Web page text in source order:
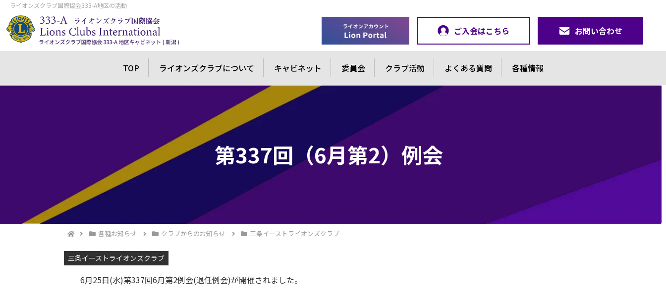
ライオンズクラブ国際協会333-A地区の活動
ご入会はこちら お問い合わせ
TOP ライオンズクラブについて キャビネット 委員会 クラブ活動 よくある質問 各種情報
第337回（6月第2）例会
各種お知らせ クラブからのお知らせ 三条イーストライオンズクラブ
三条イーストライオンズクラブ
6月25日(水)第337回6月第2例会(退任例会)が開催されました。